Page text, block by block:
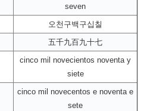
seven
오천구백구십칠
五千九百九十七
cinco mil novecientos noventa y
siete
cinco mil novecentos e noventa e
sete